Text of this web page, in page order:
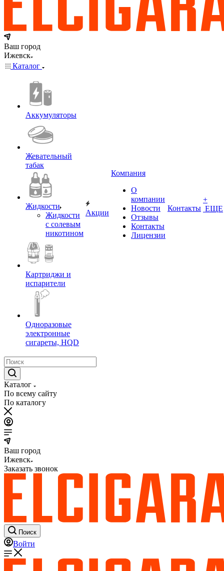
Ваш город
Ижевск
Каталог
Аккумуляторы
Жевательный
табак
Жидкости
Жидкости
с солевым
никотином
Картриджи и
испарители
Одноразовые
электронные
сигареты, HQD
Акции
Компания
О
компании
Новости
Отзывы
Контакты
Лицензии
Контакты
+
ЕЩЕ
Каталог
По всему сайту
По каталогу
Ваш город
Ижевск
Заказать звонок
Поиск
Войти